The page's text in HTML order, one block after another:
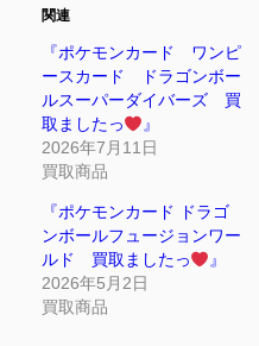
関連
『ポケモンカード ワンピ
ースカード ドラゴンボー
ルスーパーダイバーズ 買
取ましたっ
』
2026年7月11日
買取商品
『ポケモンカード ドラゴ
ンボールフュージョンワー
ルド 買取ましたっ
』
2026年5月2日
買取商品